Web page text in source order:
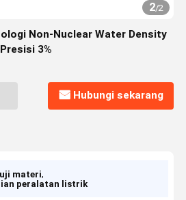
2/2
Non-Nuclear Water Density
3%
Hubungi sekarang
materi,
peralatan listrik